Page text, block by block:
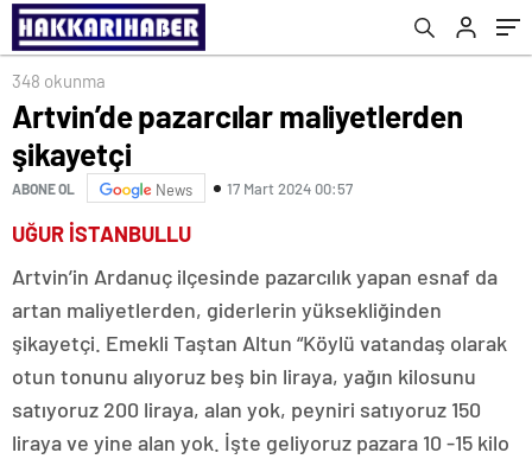
348 okunma
Artvin’de pazarcılar maliyetlerden
şikayetçi
ABONE OL News 17 Mart 2024 00:57
UĞUR İSTANBULLU
Artvin’in Ardanuç ilçesinde pazarcılık yapan esnaf da
artan maliyetlerden, giderlerin yüksekliğinden
şikayetçi. Emekli Taştan Altun “Köylü vatandaş olarak
otun tonunu alıyoruz beş bin liraya, yağın kilosunu
satıyoruz 200 liraya, alan yok, peyniri satıyoruz 150
liraya ve yine alan yok. İşte geliyoruz pazara 10 -15 kilo